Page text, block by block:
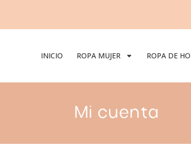
INICIO ROPA MUJER ROPA DE
Mi cuenta